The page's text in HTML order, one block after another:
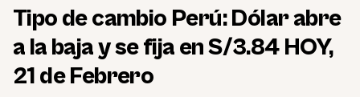
Tipo de cambio Perú: Dólar abre
a la baja y se fija en S/3.84 HOY,
21 de Febrero